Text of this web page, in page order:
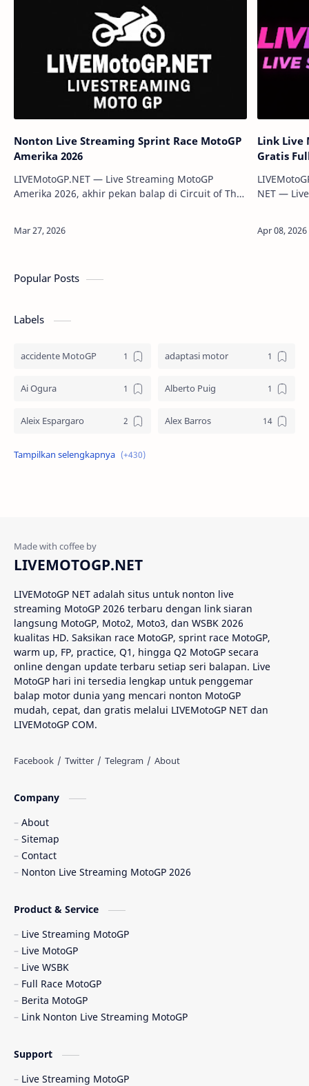
Nonton Live Streaming Sprint Race MotoGP
Amerika 2026
LIVEMotoGP.NET — Live Streaming MotoGP
Amerika 2026, akhir pekan balap di Circuit of The
Link Live
Gratis
NET —
Popular Posts
Labels
accidente MotoGP adaptasi motor
Ai Ogura Alberto Puig
Aleix Espargaro Alex Barros
Alex Criville
Analisis MotoGP
AragonGP Assen
Australian GP Balap Motor
Balap Motor Dunia Balap Superbike
Balapan Dramatis Balapan MotoGP
Berita Balap
Berita MotoGP Terbaru Berita Viral
Bos Ducati
British GP
Brno
Buriram
LIVEMOTOGP.NET
LIVEMotoGP NET adalah situs untuk nonton live
streaming MotoGP 2026 terbaru dengan link siaran
langsung MotoGP, Moto2, Moto3, dan WSBK 2026
kualitas HD. Saksikan race MotoGP, sprint race MotoGP,
warm up, FP, practice, Q1, hingga Q2 MotoGP secara
online dengan update terbaru setiap seri balapan. Live
MotoGP hari ini tersedia lengkap untuk penggemar
balap motor dunia yang mencari nonton MotoGP
mudah, cepat, dan gratis melalui LIVEMotoGP NET dan
LIVEMotoGP COM.
Company
About
Sitemap
Contact
Nonton Live Streaming MotoGP 2026
Product & Service
Live Streaming MotoGP
Live MotoGP
Live WSBK
Full Race MotoGP
Berita MotoGP
Link Nonton Live Streaming MotoGP
Support
Live Streaming MotoGP